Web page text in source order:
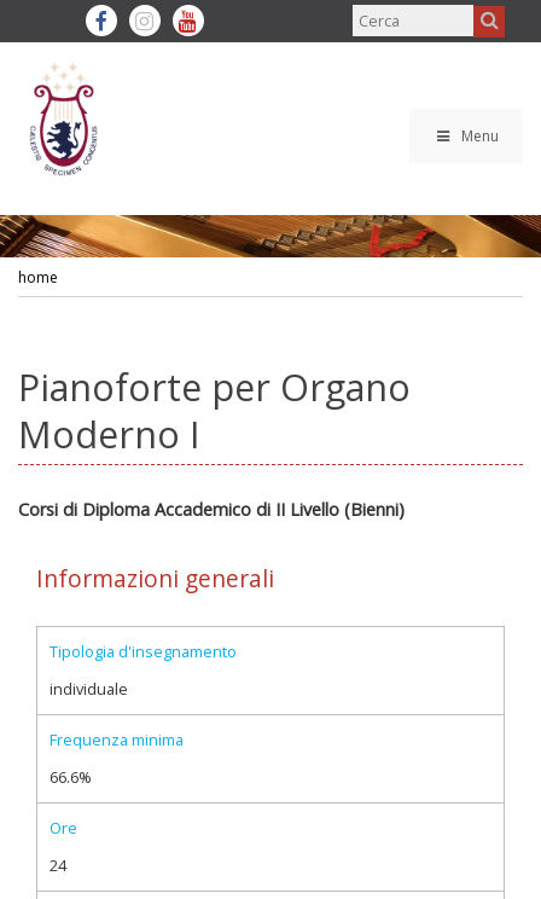
Menu
home
Pianoforte per Organo
Moderno I
Corsi di Diploma Accademico di II Livello (Bienni)
Informazioni generali
Tipologia d'insegnamento
individuale
Frequenza minima
66.6%
Ore
24